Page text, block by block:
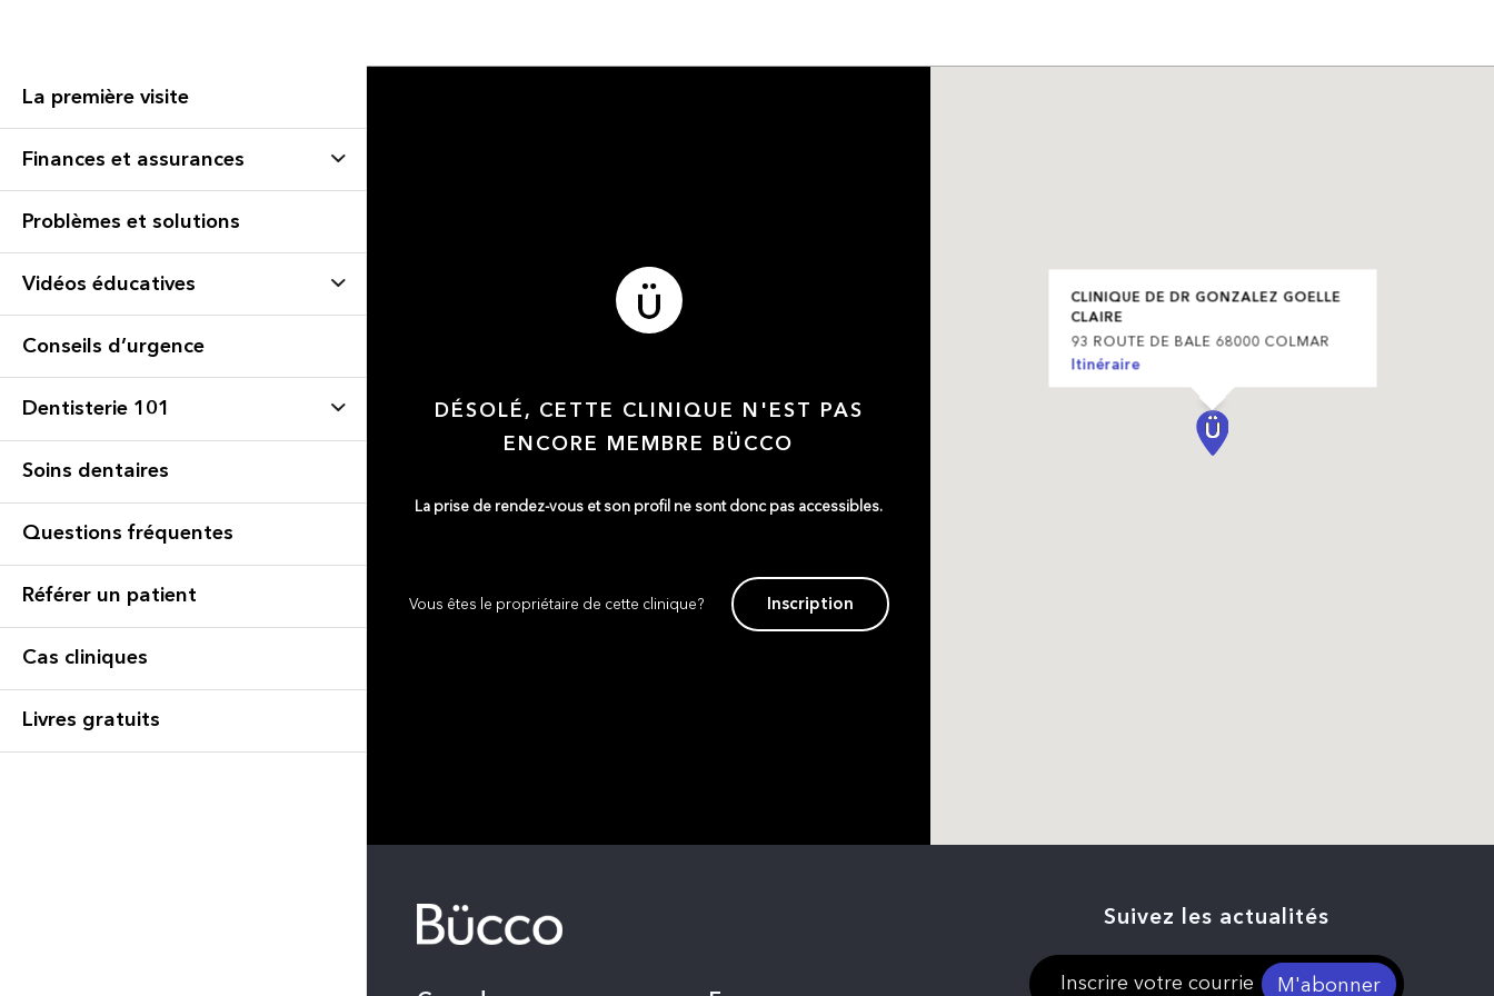
La première visite
Finances et assurances
Problèmes et solutions
Vidéos éducatives
Conseils d’urgence
Dentisterie 101
Soins dentaires
Questions fréquentes
Référer un patient
Cas cliniques
Livres gratuits
DÉSOLÉ, CETTE CLINIQUE N'EST PAS
ENCORE MEMBRE BÜCCO
La prise de rendez-vous et son profil ne sont donc pas accessibles.
Vous êtes le propriétaire de cette clinique? Inscription
CLINIQUE DE DR GONZALEZ GOELLE
CLAIRE
93 ROUTE DE BALE 68000 COLMAR
Itinéraire
Suivez les actualités
M'abonner